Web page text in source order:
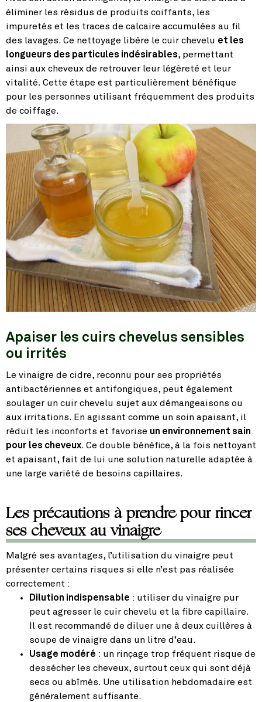
éliminer les résidus de produits coiffants, les
impuretés et les traces de calcaire accumulées au fil
des lavages. Ce nettoyage libère le cuir chevelu et les
longueurs des particules indésirables, permettant
ainsi aux cheveux de retrouver leur légèreté et leur
vitalité. Cette étape est particulièrement bénéfique
pour les personnes utilisant fréquemment des produits
de coiffage.
Apaiser les cuirs chevelus sensibles
ou irrités
Le vinaigre de cidre, reconnu pour ses propriétés
antibactériennes et antifongiques, peut également
soulager un cuir chevelu sujet aux démangeaisons ou
aux irritations. En agissant comme un soin apaisant, il
réduit les inconforts et favorise un environnement sain
pour les cheveux. Ce double bénéfice, à la fois nettoyant
et apaisant, fait de lui une solution naturelle adaptée à
une large variété de besoins capillaires.
Les précautions à prendre pour rincer
ses cheveux au vinaigre
Malgré ses avantages, l’utilisation du vinaigre peut
présenter certains risques si elle n’est pas réalisée
correctement :
Dilution indispensable : utiliser du vinaigre pur
peut agresser le cuir chevelu et la fibre capillaire.
Il est recommandé de diluer une à deux cuillères à
soupe de vinaigre dans un litre d’eau.
Usage modéré : un rinçage trop fréquent risque de
dessécher les cheveux, surtout ceux qui sont déjà
secs ou abîmés. Une utilisation hebdomadaire est
généralement suffisante.